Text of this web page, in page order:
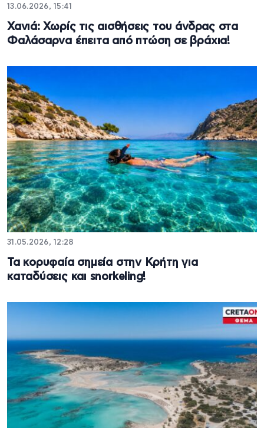
13.06.2026, 15:41
Χανιά: Χωρίς τις αισθήσεις του άνδρας στα
Φαλάσαρνα έπειτα από πτώση σε βράχια!
31.05.2026, 12:28
Τα κορυφαία σημεία στην Κρήτη για
καταδύσεις και snorkeling!